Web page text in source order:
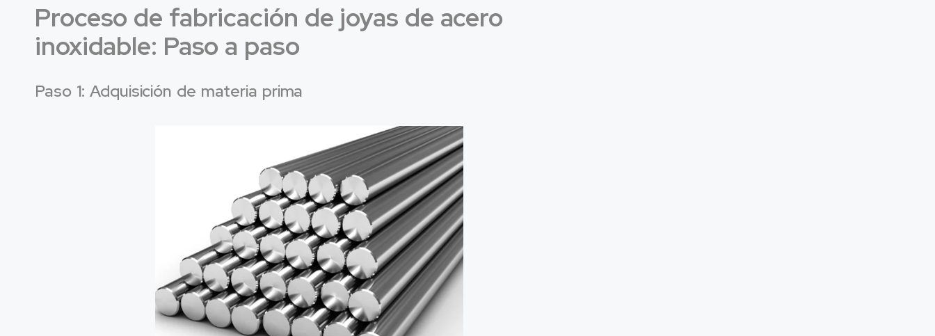
Proceso de fabricación de joyas de acero
inoxidable: Paso a paso
Paso 1: Adquisición de materia prima